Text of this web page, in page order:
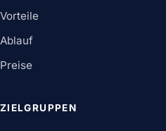
Vorteile
Ablauf
Preise
ZIELGRUPPEN